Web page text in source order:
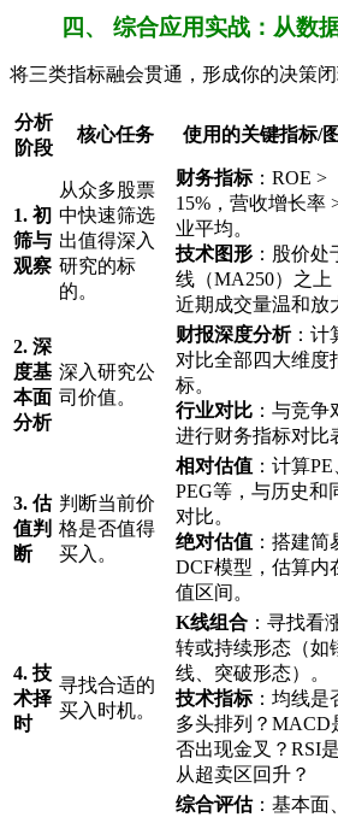
四、 综合应用实战：从数
将三类指标融会贯通，形成你的决策闭
分析
阶段
核心任务 使用的关键指标/
1. 初
筛与
观察
从众多股票
中快速筛选
出值得深入
研究的标
的。
财务指标：ROE >
15%，营收增长率
业平均。
技术图形 ：股价处
线（MA250）之上
近期成交量温和放
2. 深
度基
本面
分析
深入研究公
司价值。
财报深度分析：计
对比全部四大维度
标。
行业对比 ：与竞争
进行财务指标对比
3. 估
值判
断
判断当前价
格是否值得
买入。
相对估值 ：计算PE
PEG等，与历史和
对比。
绝对估值 ：搭建简
DCF模型，估算内
值区间。
4. 技
术择
时
寻找合适的
买入时机。
K线组合 ：寻找看
转或持续形态（如
线、突破形态）。
技术指标：均线是
多头排列？MACD
否出现金叉？RSI
从超卖区回升？
综合评估：基本面